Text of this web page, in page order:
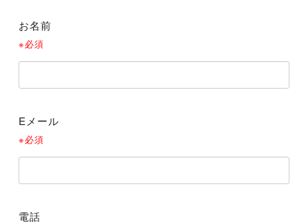
お名前
※必須
Eメール
※必須
電話